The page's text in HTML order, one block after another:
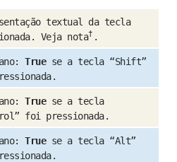
textual da tecla
Veja nota† .
Truese a tecla “Shift”
Truese a tecla
foi pressionada.
Truese a tecla “Alt”